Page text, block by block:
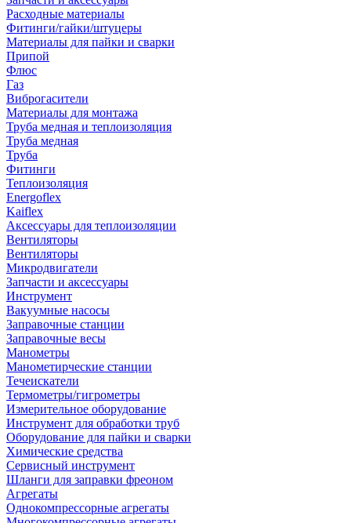
Расходные материалы
Фитинги/гайки/штуцеры
Материалы для пайки и сварки
Припой
Флюс
Газ
Виброгасители
Материалы для монтажа
Труба медная и теплоизоляция
Труба медная
Труба
Фитинги
Теплоизоляция
Energoflex
Kaiflex
Аксессуары для теплоизоляции
Вентиляторы
Вентиляторы
Микродвигатели
Запчасти и аксессуары
Инструмент
Вакуумные насосы
Заправочные станции
Заправочные весы
Манометры
Манометирческие станции
Течеискатели
Термометры/гигрометры
Измерительное оборудование
Инструмент для обработки труб
Оборудование для пайки и сварки
Химические средства
Сервисный инструмент
Шланги для заправки фреоном
Агрегаты
Однокомпрессорные агрегаты